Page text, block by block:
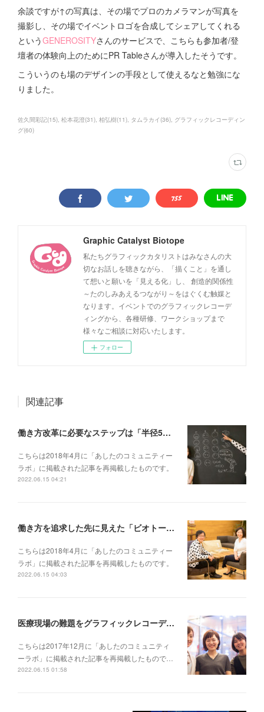
余談ですが↑の写真は、その場でプロのカメラマンが写真を
撮影し、その場でイベントロゴを合成してシェアしてくれる
というGENEROSITYさんのサービスで、こちらも参加者/登
壇者の体験向上のためにPR Tableさんが導入したそうです。
こういうのも場のデザインの手段として使えるなと勉強にな
りました。
佐久間彩記(15) 松本花澄(31) 柏弘樹(11) タムラカイ (36) グラフィックレコーディン
グ(60)
Graphic Catalyst Biotope
私たちグラフィックカタリストはみなさんの大
切なお話しを聴きながら、「描くこと」を通し
て想いと願いを「見える化」し、 創造的関係性
～たのしみあえるつながり～をはぐくむ触媒と
なります。イベントでのグラフィックレコーデ
ィングから、各種研修、ワークショップまで
様々なご相談に対応いたします。
フォロー
関連記事
働き方改革に必要なステップは「半径5メートルの輪を増やす」こと──【対談】at WillWork藤本あゆみさん×GCBタムラカイさん（後編）
こちらは2018年4月に「あしたのコミュニティー
ラボ」に掲載された記事を再掲載したものです。
2022.06.15 04:21
働き方を追求した先に見えた「ビオトープ」というチームのあり方──【対談】at WillWork藤本あゆみさん×GCBタムラカイさん（前編）
こちらは2018年4月に「あしたのコミュニティー
ラボ」に掲載された記事を再掲載したものです。
2022.06.15 04:03
医療現場の難題をグラフィックレコーディングと対話で解決する!?──元気会横浜病院の取り組み（後編）【創造的関係性をつくりだす「グラフィックカタリスト」プロジェクト(4)】
こちらは2017年12月に「あしたのコミュニティ
ーラボ」に掲載された記事を再掲載したもので…
2022.06.15 01:58